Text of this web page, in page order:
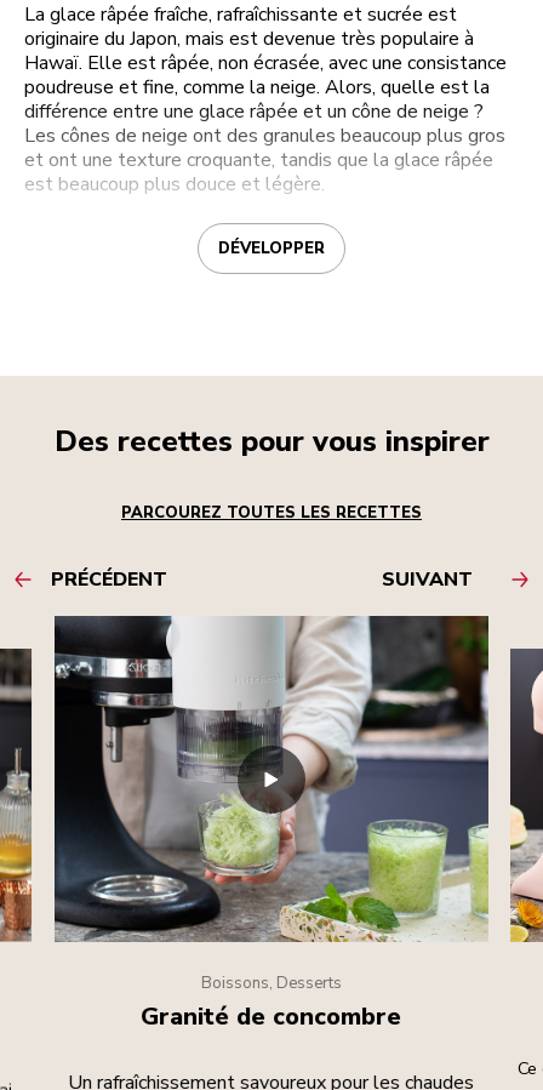
La glace râpée fraîche, rafraîchissante et sucrée est
originaire du Japon, mais est devenue très populaire à
Hawaï. Elle est râpée, non écrasée, avec une consistance
poudreuse et fine, comme la neige. Alors, quelle est la
différence entre une glace râpée et un cône de neige ?
Les cônes de neige ont des granules beaucoup plus gros
et ont une texture croquante, tandis que la glace râpée
est beaucoup plus douce et légère.
DÉVELOPPER
Des recettes pour vous inspirer
PARCOUREZ TOUTES LES RECETTES
PRÉCÉDENT SUIVANT
Boissons, Desserts
Granité de concombre
Un rafraîchissement savoureux pour les chaudes